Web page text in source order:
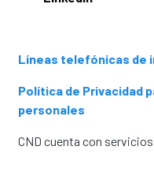
Líneas telefónicas de
Política de Privacidad
personales
CND cuenta con